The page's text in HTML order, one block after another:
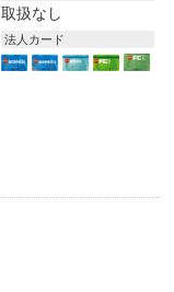
取扱なし
法人カード